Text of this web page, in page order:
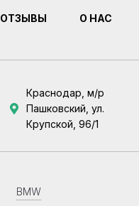
ОТЗЫВЫ О НАС
Краснодар, м/р
Пашковский, ул.
Крупской, 96/1
BMW